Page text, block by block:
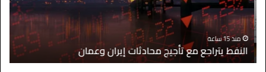
منذ 15 ساعة
النفط يتراجع مع تأجيج محادثات إيران وعمان